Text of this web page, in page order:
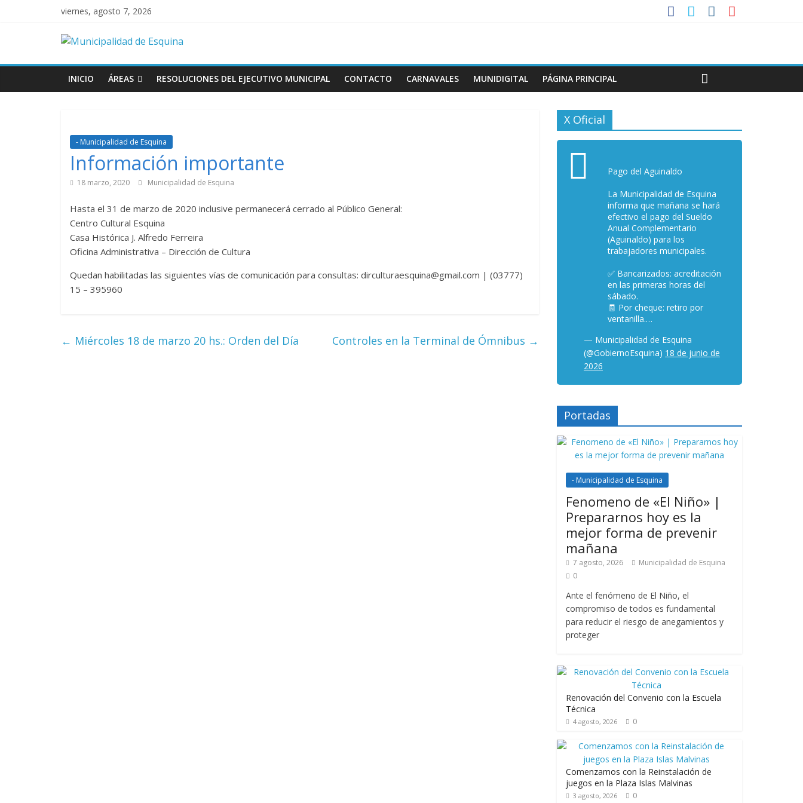
viernes, agosto 7, 2026
INICIO ÁREAS RESOLUCIONES DEL EJECUTIVO MUNICIPAL CONTACTO CARNAVALES MUNIDIGITAL PÁGINA PRINCIPAL
- Municipalidad de Esquina
Información importante
18 marzo, 2020 Municipalidad de Esquina
Hasta el 31 de marzo de 2020 inclusive permanecerá cerrado al Público General:
Centro Cultural Esquina
Casa Histórica J. Alfredo Ferreira
Oficina Administrativa – Dirección de Cultura
Quedan habilitadas las siguientes vías de comunicación para consultas: dirculturaesquina@gmail.com | (03777)
15 – 395960
← Miércoles 18 de marzo 20 hs.: Orden del Día Controles en la Terminal de Ómnibus →
X Oficial
Pago del Aguinaldo
La Municipalidad de Esquina
informa que mañana se hará
efectivo el pago del Sueldo
Anual Complementario
(Aguinaldo) para los
trabajadores municipales.
✅ Bancarizados: acreditación
en las primeras horas del
sábado.
🧾 Por cheque: retiro por
ventanilla.…
— Municipalidad de Esquina
(@GobiernoEsquina) 18 de junio de
2026
Portadas
- Municipalidad de Esquina
Fenomeno de «El Niño» |
Prepararnos hoy es la
mejor forma de prevenir
mañana
7 agosto, 2026
Municipalidad de Esquina
0
Ante el fenómeno de El Niño, el
compromiso de todos es fundamental
para reducir el riesgo de anegamientos y
proteger
Renovación del Convenio con la Escuela
Técnica
4 agosto, 2026 0
Comenzamos con la Reinstalación de
juegos en la Plaza Islas Malvinas
3 agosto, 2026 0